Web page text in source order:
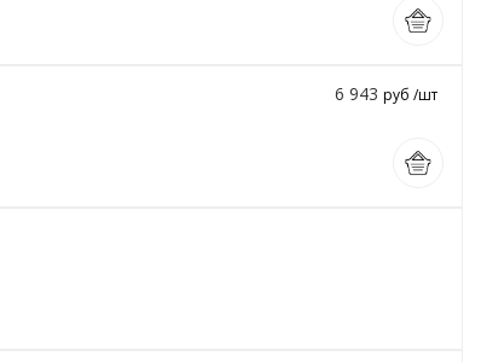
6 943 руб /шт